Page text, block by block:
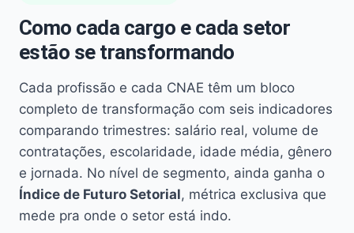
Como cada cargo e cada setor
estão se transformando
Cada profissão e cada CNAE têm um bloco
completo de transformação com seis indicadores
comparando trimestres: salário real, volume de
contratações, escolaridade, idade média, gênero
e jornada. No nível de segmento, ainda ganha o
Índice de Futuro Setorial, métrica exclusiva que
mede pra onde o setor está indo.